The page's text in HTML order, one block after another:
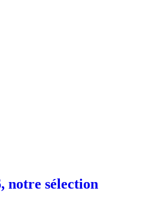
notre sélection